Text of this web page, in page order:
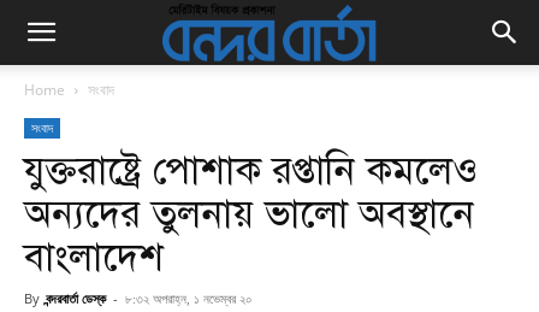
Home সংবাদ
সংবাদ
যুক্তরাষ্ট্রে পোশাক রপ্তানি কমলেও
অন্যদের তুলনায় ভালো অবস্থানে
বাংলাদেশ
By বন্দরবার্তা ডেস্ক - ৮:৩২ অপরাহ্ন, ১ নভেম্বর ২০